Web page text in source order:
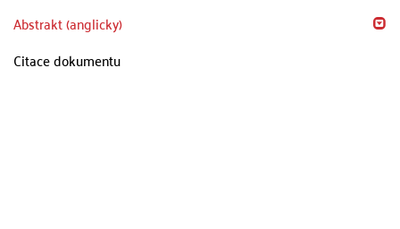
Abstrakt (anglicky)
Citace dokumentu